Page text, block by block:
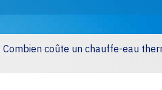
Combien coûte un chauffe-eau